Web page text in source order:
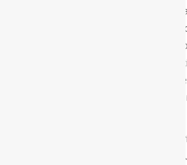
De peste mai mult de o sută de
introducerea psihanalizei lui
terapeutică, psihoterapiile s-au
și ramificat, atât ca noi
psihicului uman, cât și ca
însoțesc vindecarea mentală,
Cu toată varietatea lor, câteva
comune. Pacientul sau clientul,